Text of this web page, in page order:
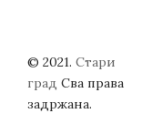
© 2021. Стари
град Сва права
задржана.